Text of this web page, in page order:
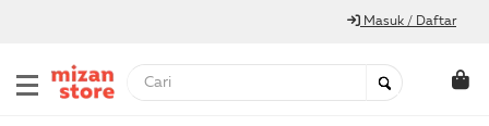
Masuk / Daftar